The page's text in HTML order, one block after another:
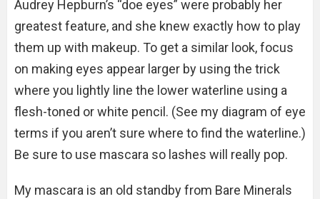
Audrey Hepburn’s “doe eyes” were probably her
greatest feature, and she knew exactly how to play
them up with makeup. To get a similar look, focus
on making eyes appear larger by using the trick
where you lightly line the lower waterline using a
flesh-toned or white pencil. (See my diagram of eye
terms if you aren’t sure where to find the waterline.)
Be sure to use mascara so lashes will really pop.
My mascara is an old standby from Bare Minerals